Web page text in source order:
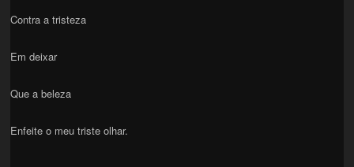
Contra a tristeza
Em deixar
Que a beleza
Enfeite o meu triste olhar.